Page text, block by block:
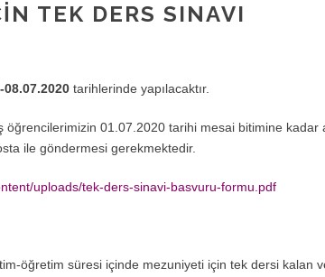
TEK DERS SINAVI
08.07.2020 tarihlerinde yapılacaktır.
öğrencilerimizin 01.07.2020 tarihi mesai bitimine kadar
ile göndermesi gerekmektedir.
uploads/tek-ders-sinavi-basvuru-formu.pdf
öğretim süresi içinde mezuniyeti için tek dersi